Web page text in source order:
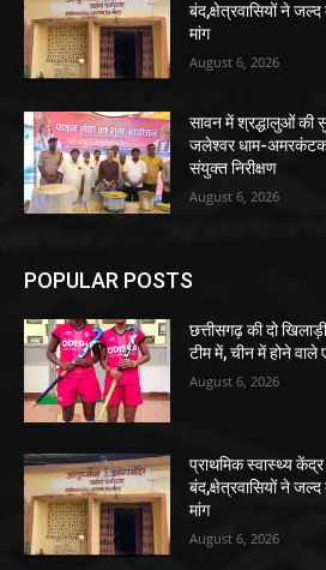
बंद,क्षेत्रवासियों ने
मांग
August 6, 2026
सावन में श्रद्धालुओं की
जलेश्वर धाम-अमरकंटक
संयुक्त निरीक्षण
August 6, 2026
POPULAR POSTS
छत्तीसगढ़ की दो
टीम में, चीन में होने वाले
August 6, 2026
प्राथमिक स्वास्थ्य
बंद,क्षेत्रवासियों ने
मांग
August 6, 2026